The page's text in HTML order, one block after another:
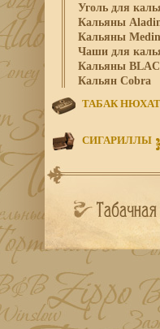
Уголь для
Кальяны
Кальяны
Чаши для
Кальяны
Кальян Cobra
ТАБАК
СИГАРИЛЛЫ